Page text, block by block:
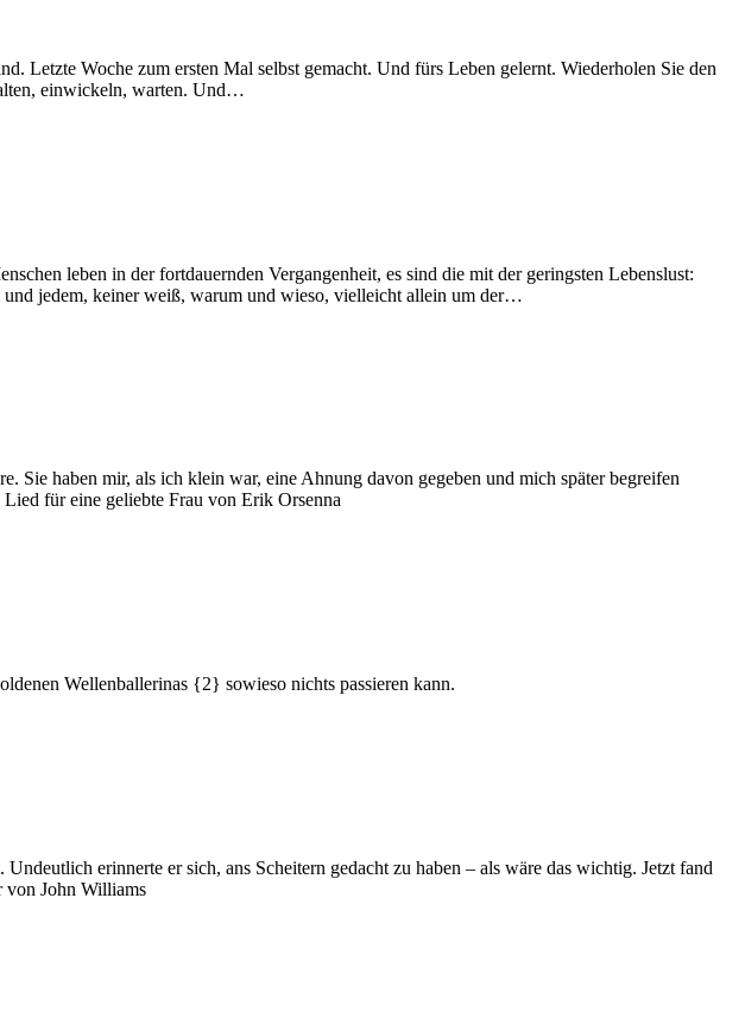
Letzte Woche zum ersten Mal selbst gemacht. Und fürs Leben gelernt. Wiederholen Sie den
einwickeln, warten. Und…
leben in der fortdauernden Vergangenheit, es sind die mit der geringsten Lebenslust:
und jedem, keiner weiß, warum und wieso, vielleicht allein um der…
Sie haben mir, als ich klein war, eine Ahnung davon gegeben und mich später begreifen
für eine geliebte Frau von Erik Orsenna
Wellenballerinas {2} sowieso nichts passieren kann.
erinnerte er sich, ans Scheitern gedacht zu haben – als wäre das wichtig. Jetzt fand
von John Williams